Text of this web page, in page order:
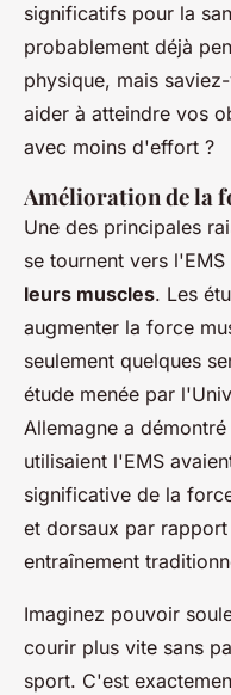
significatifs pour la
probablement déjà
physique, mais
aider à atteindre vos
avec moins d'effort ?
Amélioration de la
Une des principales
se tournent vers
leurs muscles. Les
augmenter la force
seulement quelques
étude menée par
Allemagne a
utilisaient l'EMS
significative de la
et dorsaux par
entraînement
Imaginez pouvoir
courir plus vite sans
sport. C'est